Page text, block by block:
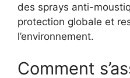
des sprays anti-
protection globale et
l’environnement.
Comment